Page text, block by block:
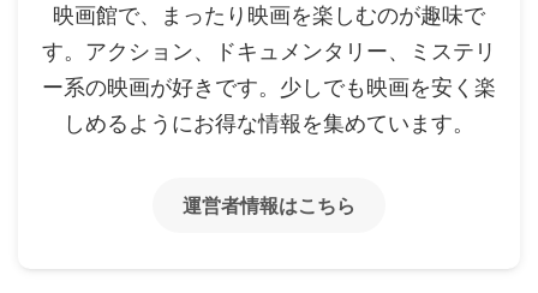
映画館で、まったり映画を楽しむのが趣味で
す。アクション、ドキュメンタリー、ミステリ
ー系の映画が好きです。少しでも映画を安く楽
しめるようにお得な情報を集めています。
運営者情報はこちら